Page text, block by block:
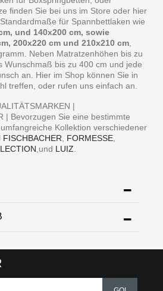
finden Sie bei uns im Store oder hier
für Spannbettlaken wie
und 140x200 cm, sowie
200x220 cm und 210x210 cm
Neben Matratzenhöhen bis zu
Wunschmaß bis zu 400 cm und jede
an. Hier im Shop können Sie in
treffen, oder rufen uns einfach an.
|
| Bevorzugen Sie eine bestimmte
Kollektion verschiedener
FISCHBACHER FORMESSE
,und LUIZ